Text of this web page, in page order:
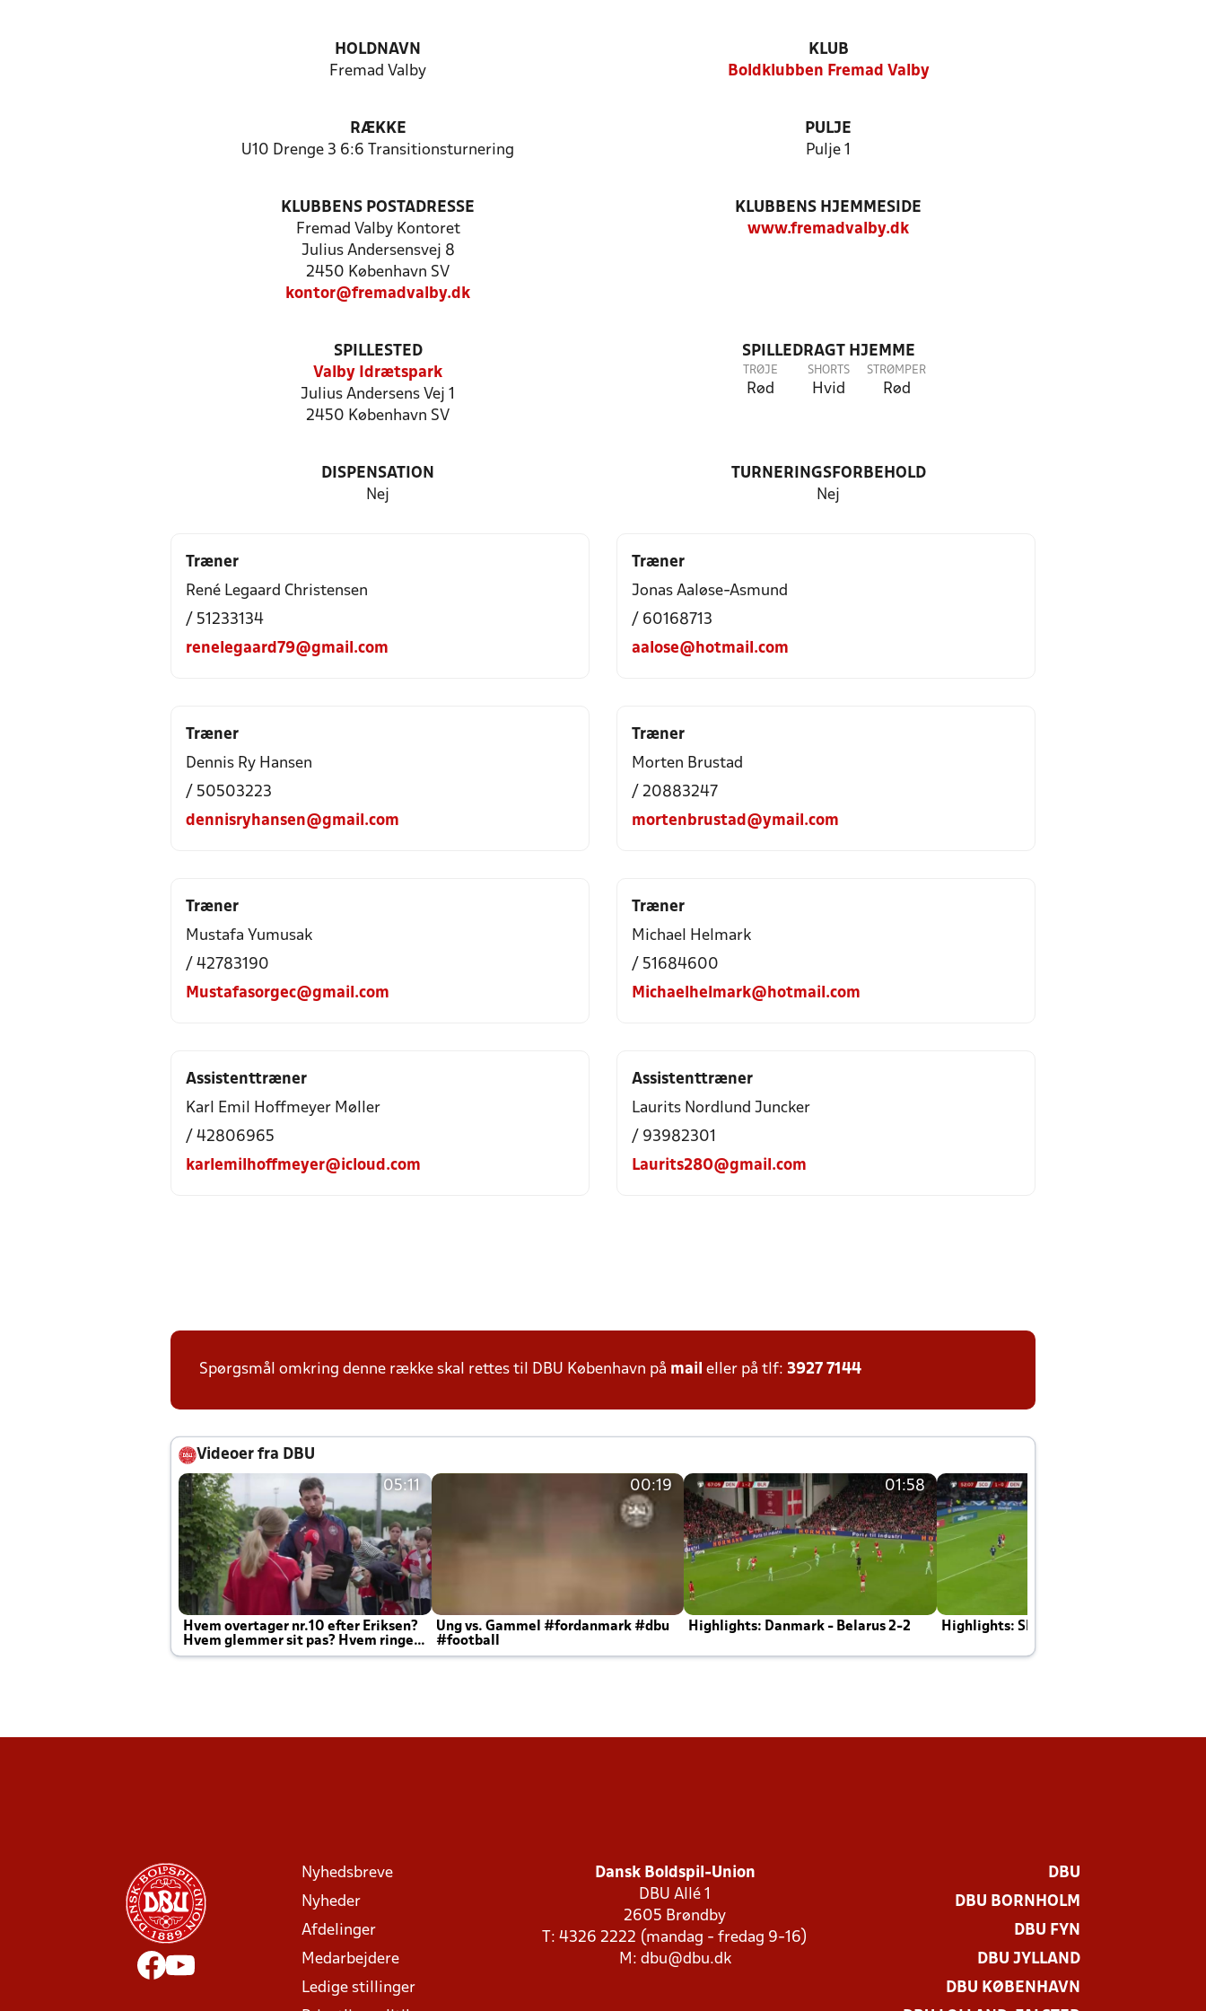
HOLDNAVN
Fremad Valby
KLUB
Boldklubben Fremad Valby
RÆKKE
U10 Drenge 3 6:6 Transitionsturnering
PULJE
Pulje 1
KLUBBENS POSTADRESSE
Fremad Valby Kontoret
Julius Andersensvej 8
2450 København SV
kontor@fremadvalby.dk
KLUBBENS HJEMMESIDE
www.fremadvalby.dk
SPILLESTED
Valby Idrætspark
Julius Andersens Vej 1
2450 København SV
SPILLEDRAGT HJEMME
TRØJE
Rød
SHORTS
Hvid
STRØMPER
Rød
DISPENSATION
Nej
TURNERINGSFORBEHOLD
Nej
Træner
René Legaard Christensen
/ 51233134
renelegaard79@gmail.com
Træner
Jonas Aaløse-Asmund
/ 60168713
aalose@hotmail.com
Træner
Dennis Ry Hansen
/ 50503223
dennisryhansen@gmail.com
Træner
Morten Brustad
/ 20883247
mortenbrustad@ymail.com
Træner
Mustafa Yumusak
/ 42783190
Mustafasorgec@gmail.com
Træner
Michael Helmark
/ 51684600
Michaelhelmark@hotmail.com
Assistenttræner
Karl Emil Hoffmeyer Møller
/ 42806965
karlemilhoffmeyer@icloud.com
Assistenttræner
Laurits Nordlund Juncker
/ 93982301
Laurits280@gmail.com
Spørgsmål omkring denne række skal rettes til DBU København på mail eller på tlf: 3927 7144
Videoer fra DBU
05:11
Hvem overtager nr.10 efter Eriksen?
Hvem glemmer sit pas? Hvem ringer
Joachim altid til efter kampe?
00:19
Ung vs. Gammel #fordanmark #dbu
#football
01:58
Highlights: Danmark - Belarus 2-2 Highlights: Skotland - Danmark 4-2
Nyhedsbreve
Nyheder
Afdelinger
Medarbejdere
Ledige stillinger
Dansk Boldspil-Union
DBU Allé 1
2605 Brøndby
T: 4326 2222 (mandag - fredag 9-16)
M: dbu@dbu.dk
DBU
DBU BORNHOLM
DBU FYN
DBU JYLLAND
DBU KØBENHAVN